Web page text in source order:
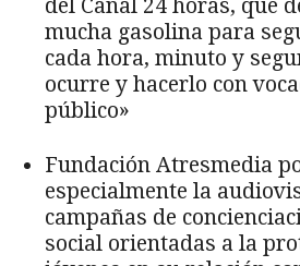
del Canal 24 horas, que
mucha gasolina para
cada hora, minuto y
ocurre y hacerlo con
público»
Fundación Atresmedia
especialmente la
campañas de
social orientadas a la